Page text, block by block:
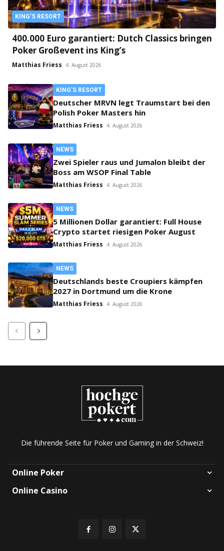
KING'S RESORT
400.000 Euro garantiert: Dutch Classics bringen
Poker Großevent ins King’s
Matthias Friess 4. August 2026
KING'S RESORT
Deutscher MRVN legt Traumstart bei den
Polish Poker Masters hin
Matthias Friess 4. August 2026
NEWS
Zwei Spieler raus und Jumalon bleibt der
Boss am WSOP Final Table
Matthias Friess 4. August 2026
NEWS
5 Millionen Dollar garantiert: Full House
Crypto startet riesigen Poker August
Matthias Friess 4. August 2026
NEWS
Deutschlands beste Croupiers kämpfen
2027 in Dortmund um die Krone
Matthias Friess 4. August 2026
Die führende Seite für Poker und Gaming in der Schweiz!
Online Poker
Online Casino